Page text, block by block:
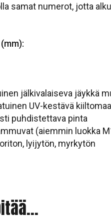
samat numerot, jotta
jälkivalaiseva jäykkä
UV-kestävä
puhdistettava pinta
(aiemmin luokka
lyijytön, myrkytön